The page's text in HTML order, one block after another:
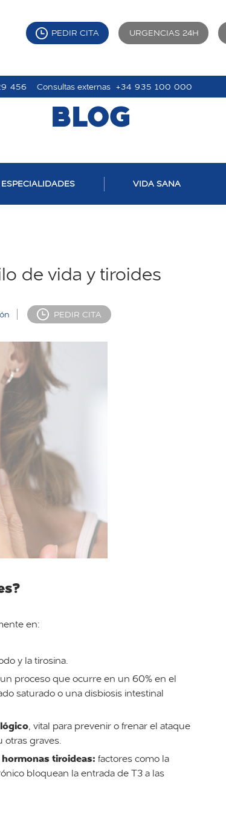
PEDIR CITA URGENCIAS 24H
456 Consultas externas +34 935 100 000
BLOG
ESPECIALIDADES VIDA SANA
de vida y tiroides
PEDIR CITA
en:
y la tirosina.
proceso que ocurre en un 60% en el
saturado o una disbiosis intestinal
, vital para prevenir o frenar el ataque
otras graves.
tiroideas: factores como la
bloquean la entrada de T3 a las